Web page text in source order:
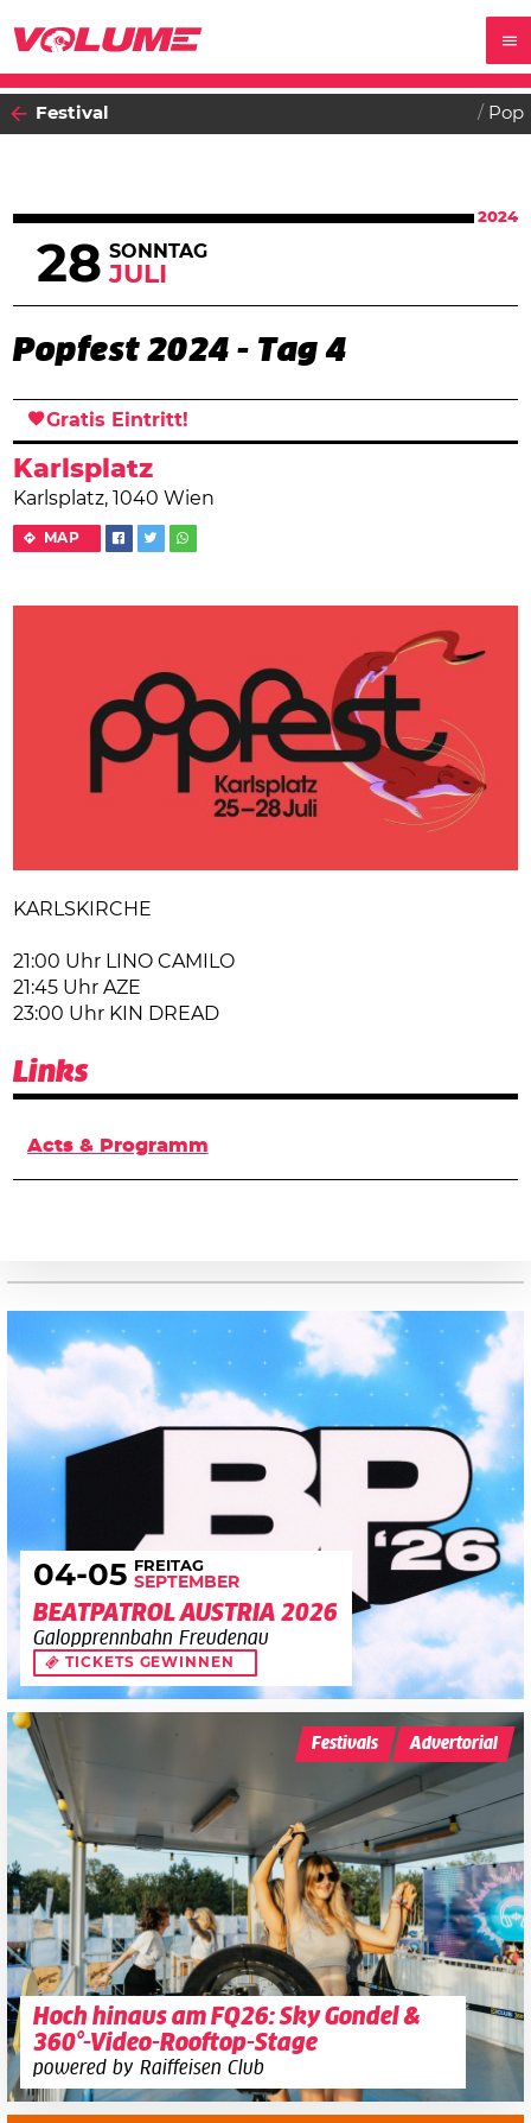
Festival Pop
2024
28 SONNTAG
JULI
Popfest 2024 - Tag 4
Karlsplatz
Karlsplatz, 1040 Wien
MAP
Gratis Eintritt!
KARLSKIRCHE
21:00 Uhr LINO CAMILO
21:45 Uhr AZE
23:00 Uhr KIN DREAD
Links
Acts & Programm
04-05 FREITAG
SEPTEMBER
BEATPATROL AUSTRIA 2026
Galopprennbahn Freudenau
TICKETS GEWINNEN
Hoch hinaus am FQ26: Sky Gondel &
360°-Video-Rooftop-Stage
powered by Raiffeisen Club
Festivals Advertorial